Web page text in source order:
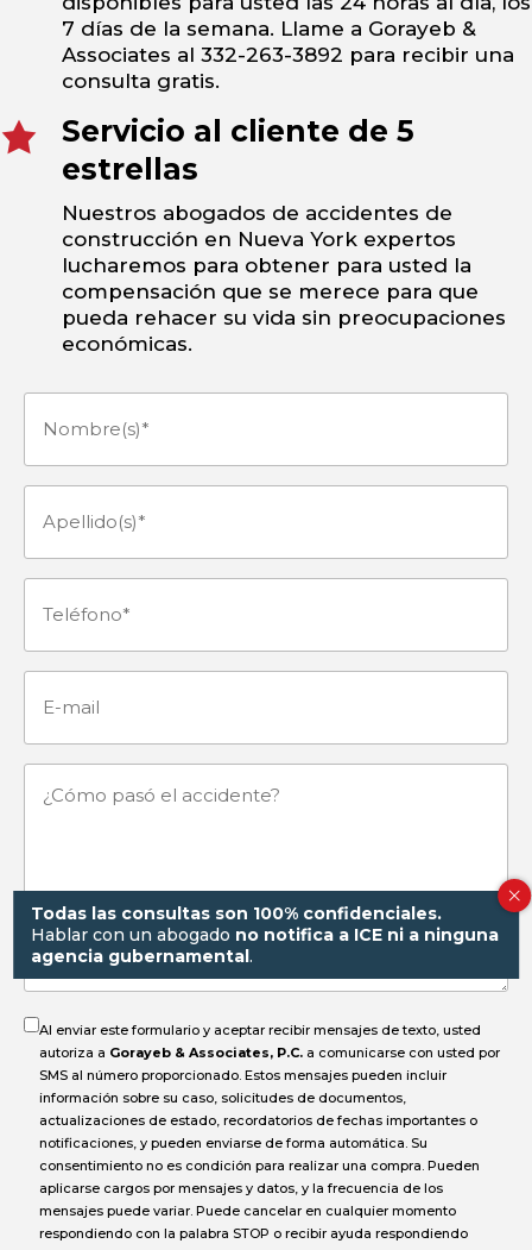
7 días de la semana. Llame a Gorayeb &
Associates al 332-263-3892 para recibir una
consulta gratis.
Servicio al cliente de 5
estrellas
Nuestros abogados de accidentes de
construcción en Nueva York expertos
lucharemos para obtener para usted la
compensación que se merece para que
pueda rehacer su vida sin preocupaciones
económicas.
Nombre(s)
Apellido(s)
Teléfono (Obligatorio)
¿Cómo
el
accidente?
Al enviar este formulario y aceptar recibir mensajes de texto, usted
autoriza a Gorayeb & Associates, P.C. a comunicarse con usted por
SMS al número proporcionado. Estos mensajes pueden incluir
información sobre su caso, solicitudes de documentos,
actualizaciones de estado, recordatorios de fechas importantes o
notificaciones, y pueden enviarse de forma automática. Su
consentimiento no es condición para realizar una compra. Pueden
aplicarse cargos por mensajes y datos, y la frecuencia de los
mensajes puede variar. Puede cancelar en cualquier momento
respondiendo con la palabra STOP o recibir ayuda respondiendo
Todas las consultas son 100% confidenciales.
Hablar con un abogado no notifica a ICE ni a ninguna
agencia gubernamental.